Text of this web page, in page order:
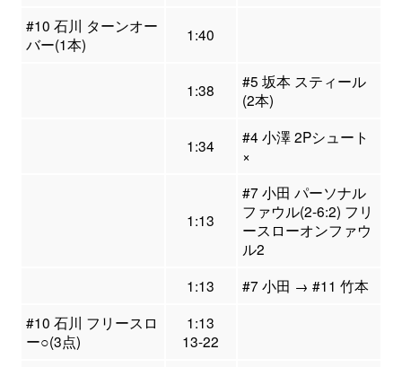
#10 石川 ターンオー
バー(1本)
1:40
1:38
#5 坂本 スティール
(2本)
1:34
#4 小澤 2Pシュート
×
1:13
#7 小田 パーソナル
ファウル(2-6:2) フリ
ースローオンファウ
ル2
1:13
#7 小田 → #11 竹本
#10 石川 フリースロ
ー○(3点)
1:13
13-22